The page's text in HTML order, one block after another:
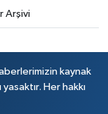
Arşivi
kaynak
Her hakkı